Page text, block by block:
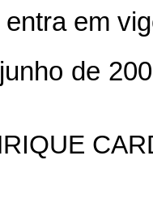
em
de